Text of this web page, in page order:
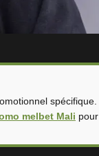
spécifique.
melbet Mali pour